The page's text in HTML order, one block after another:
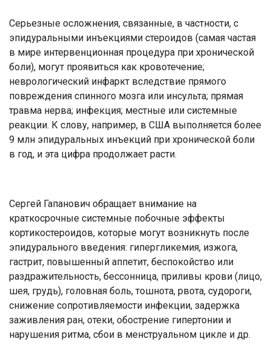
Серьезные осложнения, связанные, в частности, с
эпидуральными инъекциями стероидов (самая частая
в мире интервенционная процедура при хронической
боли), могут проявиться как кровотечение;
неврологический инфаркт вследствие прямого
повреждения спинного мозга или инсульта; прямая
травма нерва; инфекция; местные или системные
реакции. К слову, например, в США выполняется более
9 млн эпидуральных инъекций при хронической боли
в год, и эта цифра продолжает расти.
Сергей Гапанович обращает внимание на
краткосрочные системные побочные эффекты
кортикостероидов, которые могут возникнуть после
эпидурального введения: гипергликемия, изжога,
гастрит, повышенный аппетит, беспокойство или
раздражительность, бессонница, приливы крови (лицо,
шея, грудь), головная боль, тошнота, рвота, судороги,
снижение сопротивляемости инфекции, задержка
заживления ран, отеки, обострение гипертонии и
нарушения ритма, сбои в менструальном цикле и др.